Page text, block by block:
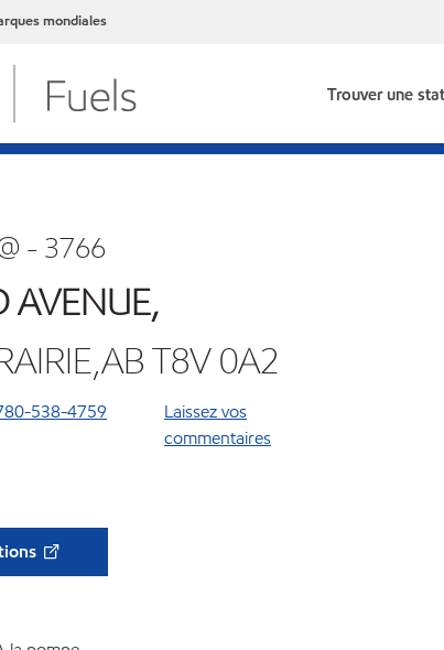
mondiales
Trouver une
- 3766
AVENUE,
T8V 0A2
538-4759
Laissez vos
commentaires